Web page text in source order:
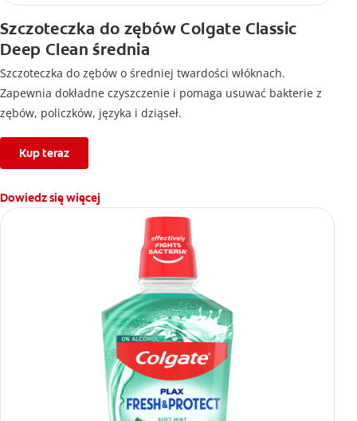
Szczoteczka do zębów Colgate Classic
Deep Clean średnia
Szczoteczka do zębów o średniej twardości włóknach.
Zapewnia dokładne czyszczenie i pomaga usuwać bakterie z
zębów, policzków, języka i dziąseł.
Kup teraz
Dowiedz się więcej